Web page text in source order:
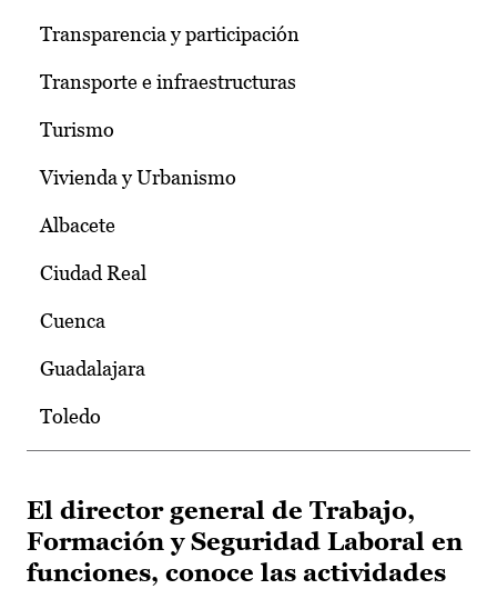
Transparencia y participación
Transporte e infraestructuras
Turismo
Vivienda y Urbanismo
Albacete
Ciudad Real
Cuenca
Guadalajara
Toledo
El director general de Trabajo,
Formación y Seguridad Laboral en
funciones, conoce las actividades